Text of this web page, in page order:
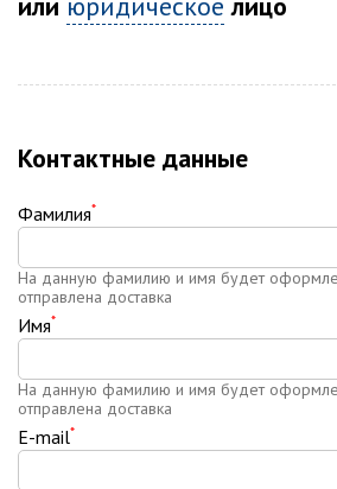
Контактные данные
Фамилия*
На данную фамилию и имя будет
отправлена доставка
Имя*
На данную фамилию и имя будет
отправлена доставка
E-mail*